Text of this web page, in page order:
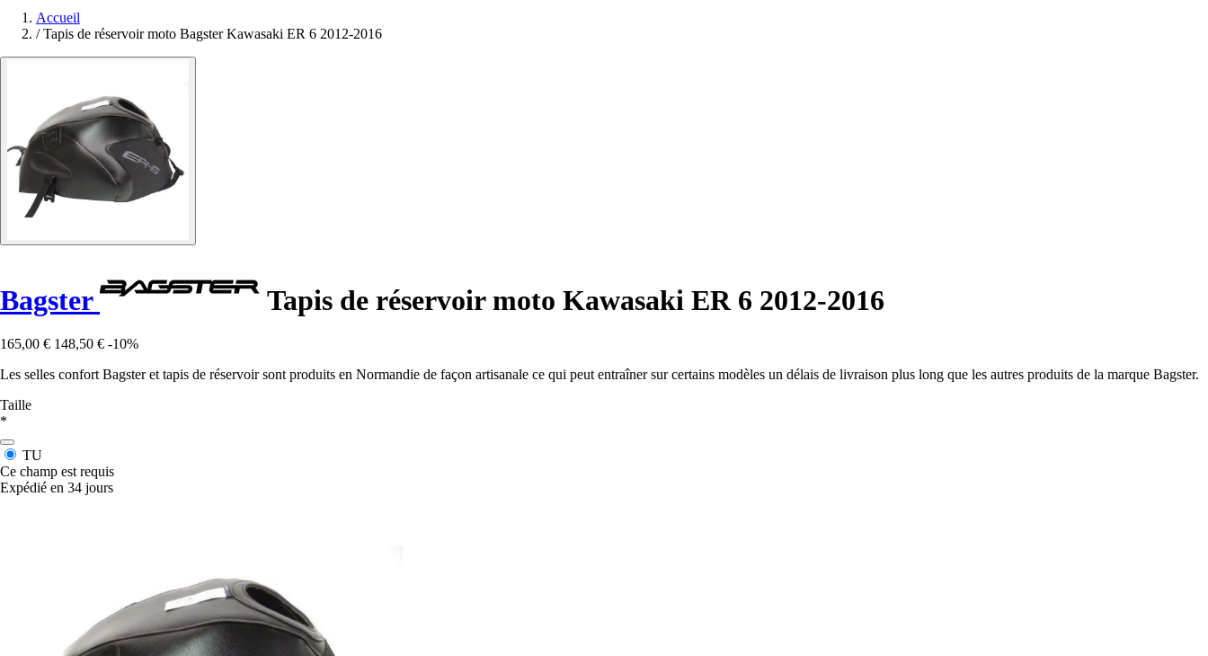
Accueil
/ Tapis de réservoir moto Bagster Kawasaki ER 6 2012-2016
Bagster Tapis de réservoir moto Kawasaki ER 6 2012-2016
165,00 € 148,50 € -10%
Les selles confort Bagster et tapis de réservoir sont produits en Normandie de façon artisanale ce qui peut entraîner sur certains modèles un délais de livraison plus long que les autres produits de la marque Bagster.
Taille
*
TU
Ce champ est requis
Expédié en 34 jours